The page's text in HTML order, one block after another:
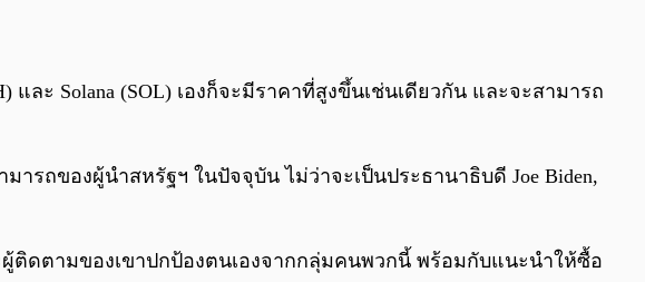
และ Solana (SOL) เองก็จะมีราคาที่สูงขึ้นเช่นเดียวกัน และจะสามารถ
รถของผู้นำสหรัฐฯ ในปัจจุบัน ไม่ว่าจะเป็นประธานาธิบดี Joe Biden,
ติดตามของเขาปกป้องตนเองจากกลุ่มคนพวกนี้ พร้อมกับแนะนำให้ซื้อ